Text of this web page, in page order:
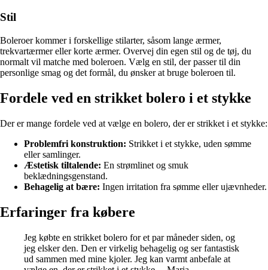
Stil
Boleroer kommer i forskellige stilarter, såsom lange ærmer,
trekvartærmer eller korte ærmer. Overvej din egen stil og de tøj, du
normalt vil matche med boleroen. Vælg en stil, der passer til din
personlige smag og det formål, du ønsker at bruge boleroen til.
Fordele ved en strikket bolero i et stykke
Der er mange fordele ved at vælge en bolero, der er strikket i et stykke:
Problemfri konstruktion: Strikket i et stykke, uden sømme
eller samlinger.
Æstetisk tiltalende: En strømlinet og smuk
beklædningsgenstand.
Behagelig at bære: Ingen irritation fra sømme eller ujævnheder.
Erfaringer fra købere
Jeg købte en strikket bolero for et par måneder siden, og
jeg elsker den. Den er virkelig behagelig og ser fantastisk
ud sammen med mine kjoler. Jeg kan varmt anbefale at